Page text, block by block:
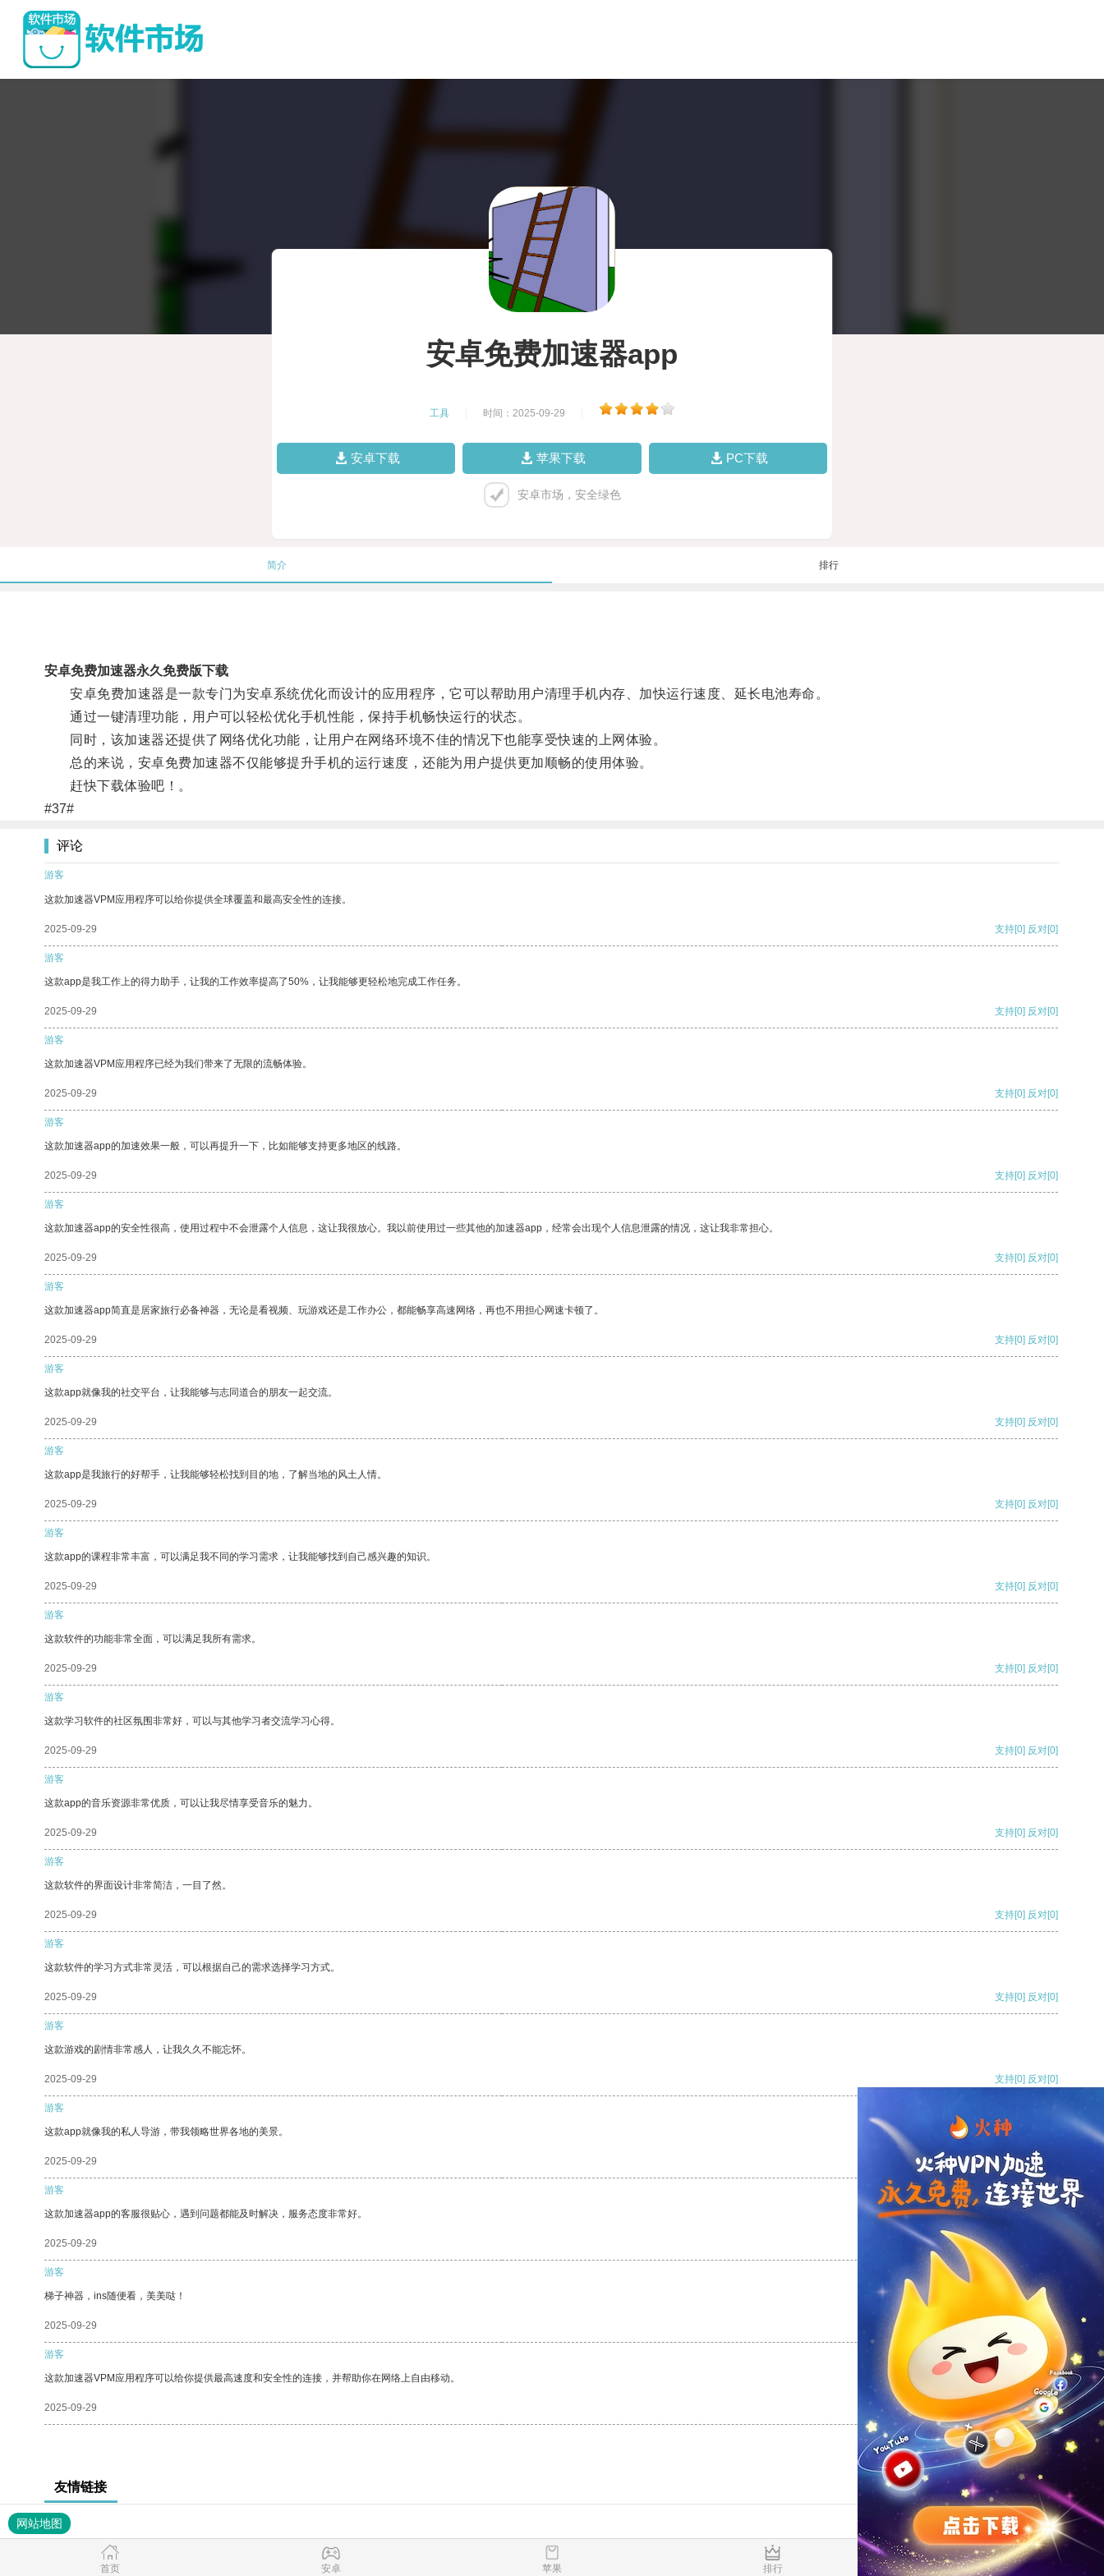
安卓免费加速器app
工具 时间：2025-09-29
安卓下载 苹果下载 PC下载
安卓市场，安全绿色
简介 排行
安卓免费加速器永久免费版下载
安卓免费加速器是一款专门为安卓系统优化而设计的应用程序，它可以帮助用户清理手机内存、加快运行速度、延长电池寿命。
通过一键清理功能，用户可以轻松优化手机性能，保持手机畅快运行的状态。
同时，该加速器还提供了网络优化功能，让用户在网络环境不佳的情况下也能享受快速的上网体验。
总的来说，安卓免费加速器不仅能够提升手机的运行速度，还能为用户提供更加顺畅的使用体验。
赶快下载体验吧！。
#37#
评论
游客
这款加速器VPM应用程序可以给你提供全球覆盖和最高安全性的连接。
2025-09-29 支持[0] 反对[0]
游客
这款app是我工作上的得力助手，让我的工作效率提高了50%，让我能够更轻松地完成工作任务。
2025-09-29 支持[0] 反对[0]
游客
这款加速器VPM应用程序已经为我们带来了无限的流畅体验。
2025-09-29 支持[0] 反对[0]
游客
这款加速器app的加速效果一般，可以再提升一下，比如能够支持更多地区的线路。
2025-09-29 支持[0] 反对[0]
游客
这款加速器app的安全性很高，使用过程中不会泄露个人信息，这让我很放心。我以前使用过一些其他的加速器app，经常会出现个人信息泄露的情况，这让我非常担心。
2025-09-29 支持[0] 反对[0]
游客
这款加速器app简直是居家旅行必备神器，无论是看视频、玩游戏还是工作办公，都能畅享高速网络，再也不用担心网速卡顿了。
2025-09-29 支持[0] 反对[0]
游客
这款app就像我的社交平台，让我能够与志同道合的朋友一起交流。
2025-09-29 支持[0] 反对[0]
游客
这款app是我旅行的好帮手，让我能够轻松找到目的地，了解当地的风土人情。
2025-09-29 支持[0] 反对[0]
游客
这款app的课程非常丰富，可以满足我不同的学习需求，让我能够找到自己感兴趣的知识。
2025-09-29 支持[0] 反对[0]
游客
这款软件的功能非常全面，可以满足我所有需求。
2025-09-29 支持[0] 反对[0]
游客
这款学习软件的社区氛围非常好，可以与其他学习者交流学习心得。
2025-09-29 支持[0] 反对[0]
游客
这款app的音乐资源非常优质，可以让我尽情享受音乐的魅力。
2025-09-29 支持[0] 反对[0]
游客
这款软件的界面设计非常简洁，一目了然。
2025-09-29 支持[0] 反对[0]
游客
这款软件的学习方式非常灵活，可以根据自己的需求选择学习方式。
2025-09-29 支持[0] 反对[0]
游客
这款游戏的剧情非常感人，让我久久不能忘怀。
2025-09-29 支持[0] 反对[0]
游客
这款app就像我的私人导游，带我领略世界各地的美景。
2025-09-29 支持[0] 反对
游客
这款加速器app的客服很贴心，遇到问题都能及时解决，服务态度非常好。
2025-09-29 支持
游客
梯子神器，ins随便看，美美哒！
2025-09-29 反对 [0]
游客
这款加速器VPM应用程序可以给你提供最高速度和安全性的连接，并帮助你在网络上自由移动。
2025-09-29 支持[0] 反对[0]
友情链接
网站地图
首页 安卓 苹果 排行 推荐